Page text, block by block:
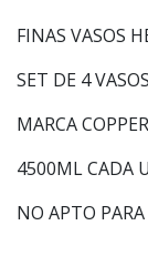
FINAS VASOS
SET DE 4 VASOS
MARCA
4500ML CADA
NO APTO